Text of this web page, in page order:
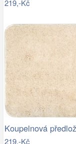
219,-Kč
219,-Kč